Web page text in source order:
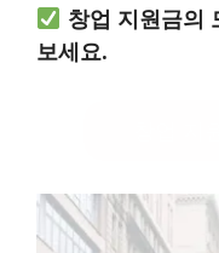
창업 지원금의
보세요.